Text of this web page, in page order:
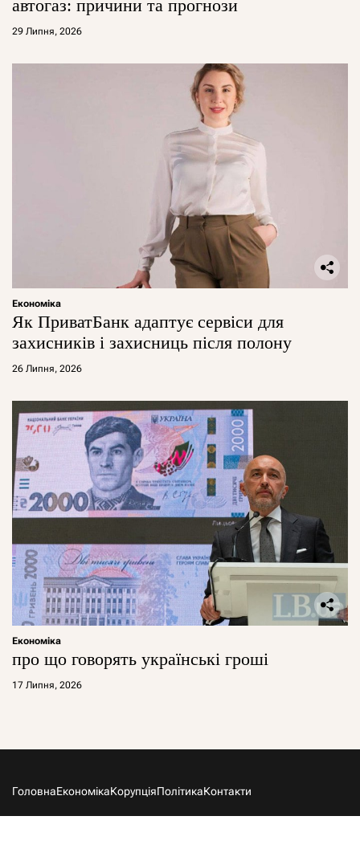
автогаз: причини та прогнози
29 Липня, 2026
Економіка
Як ПриватБанк адаптує сервіси для
захисників і захисниць після полону
26 Липня, 2026
Економіка
про що говорять українські гроші
17 Липня, 2026
ГоловнаЕкономікаКорупціяПолітикаКонтакти